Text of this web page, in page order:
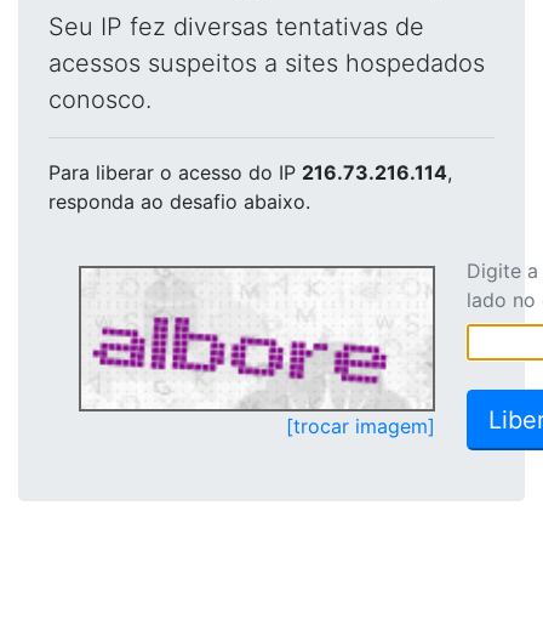
Seu IP fez diversas tentativas de
acessos suspeitos a sites hospedados
conosco.
Para liberar o acesso do IP 216.73.216.114,
responda ao desafio abaixo.
[trocar imagem]
Digite
lado no